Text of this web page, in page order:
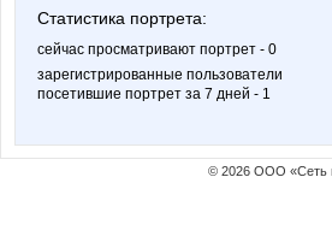
Статистика портрета:
сейчас просматривают портрет - 0
зарегистрированные пользователи
посетившие портрет за 7 дней - 1
© 2026 ООО «Сеть